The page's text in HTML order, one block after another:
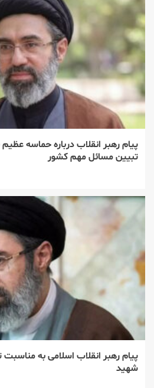
پیام رهبر انقلاب درباره حماسه
تبیین مسائل مهم کشور
پیام رهبر انقلاب اسلامی به
شهید